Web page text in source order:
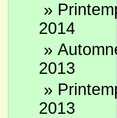
»
2014
»
2013
»
2013